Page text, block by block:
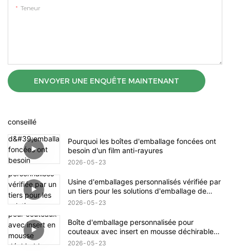
Teneur
ENVOYER UNE ENQUÊTE MAINTENANT
conseillé
Pourquoi les boîtes d'emballage foncées ont
besoin d'un film anti-rayures
2026 05 23
Usine d'emballages personnalisés vérifiée par
un tiers pour les solutions d'emballage de
marque
2026 05 23
Boîte d'emballage personnalisée pour
couteaux avec insert en mousse déchirable
pour différentes tailles
2026 05 23